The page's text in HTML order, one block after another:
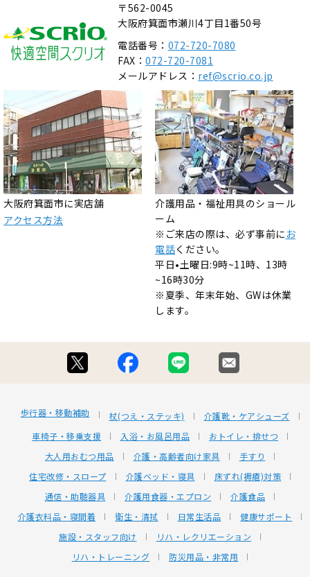
〒562-0045
大阪府箕面市瀬川4丁目1番50号
電話番号： 072-720-7080
FAX： 072-720-7081
メールアドレス： ref@scrio.co.jp
大阪府箕面市に実店舗
アクセス方法
介護用品・福祉用具のショール
ーム
※ご来店の際は、必ず事前に お
電話ください。
平日•土曜日:9時~11時、13時
~16時30分
※夏季、年末年始、GWは休業
します。
歩行器・移動補助 杖(つえ・ステッキ)
介護靴・ケアシューズ
車椅子・移乗支援
入浴・お風呂用品
おトイレ・排せつ
大人用おむつ用品
介護・高齢者向け家具
手すり
住宅改修・スロープ
介護ベッド・寝具
床ずれ(褥瘡)対策
通信・助聴器具
介護用食器・エプロン
介護食品
介護衣料品・寝間着
衛生・清拭 日常生活品
健康サポート
施設・スタッフ向け
リハ・レクリエーション
リハ・トレーニング
防災用品・非常用